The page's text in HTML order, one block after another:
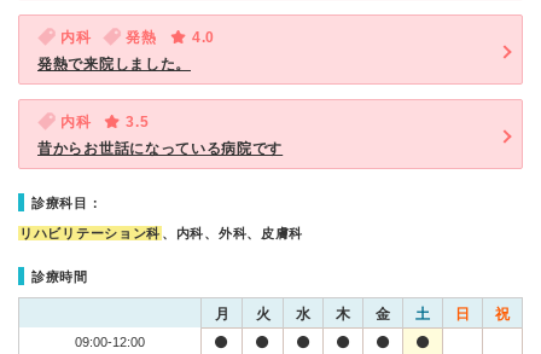
内科 発熱
4.0
発熱で来院しました。
内科
3.5
昔からお世話になっている病院です
診療科目：
リハビリテーション科 、内科、外科、皮膚科
診療時間
月 火 水 木 金 土 日 祝
09:00-12:00